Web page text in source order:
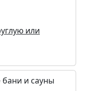
или